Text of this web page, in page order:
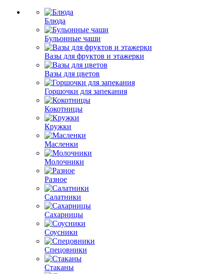
Блюда
Бульонные чаши
Вазы для фруктов и этажерки
Вазы для цветов
Горшочки для запекания
Кокотницы
Кружки
Масленки
Молочники
Разное
Салатники
Сахарницы
Соусники
Спецовники
Стаканы